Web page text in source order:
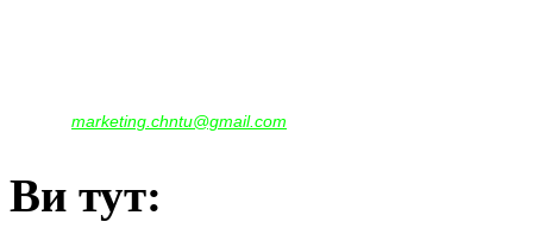
marketing.chntu@gmail.com
Ви тут: